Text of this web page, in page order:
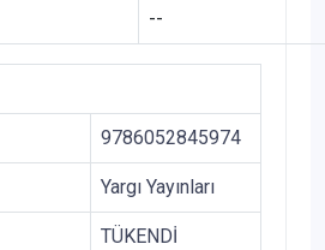
--
9786052845974
Yargı Yayınları
TÜKENDİ